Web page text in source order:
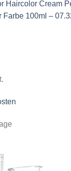
Haircolor Cream
Farbe 100ml –